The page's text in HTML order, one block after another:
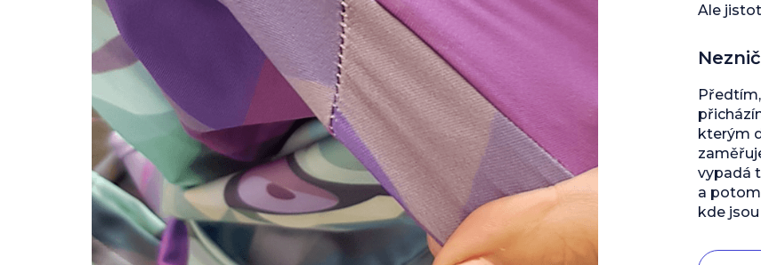
Ale
kterým
vypadá
a
kde